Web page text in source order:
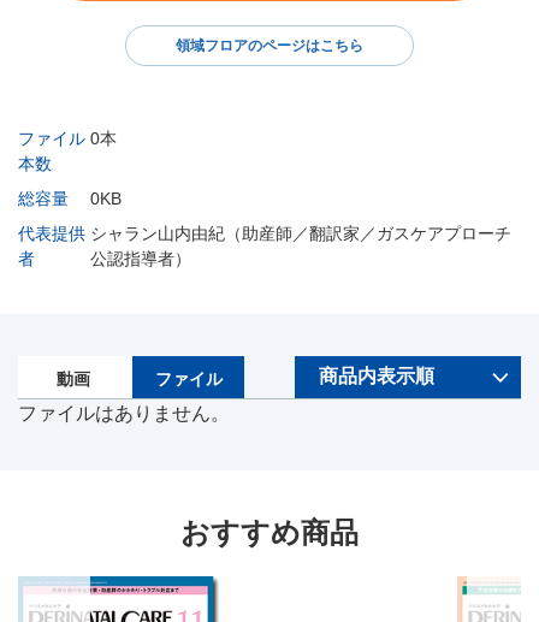
ファイル
本数
0本
総容量
0KB
代表提供
者
シャラン山内由紀（助産師／翻訳家／ガスケアプローチ
公認指導者）
領域フロアのページはこちら
動画 ファイル
ファイルはありません。
おすすめ商品